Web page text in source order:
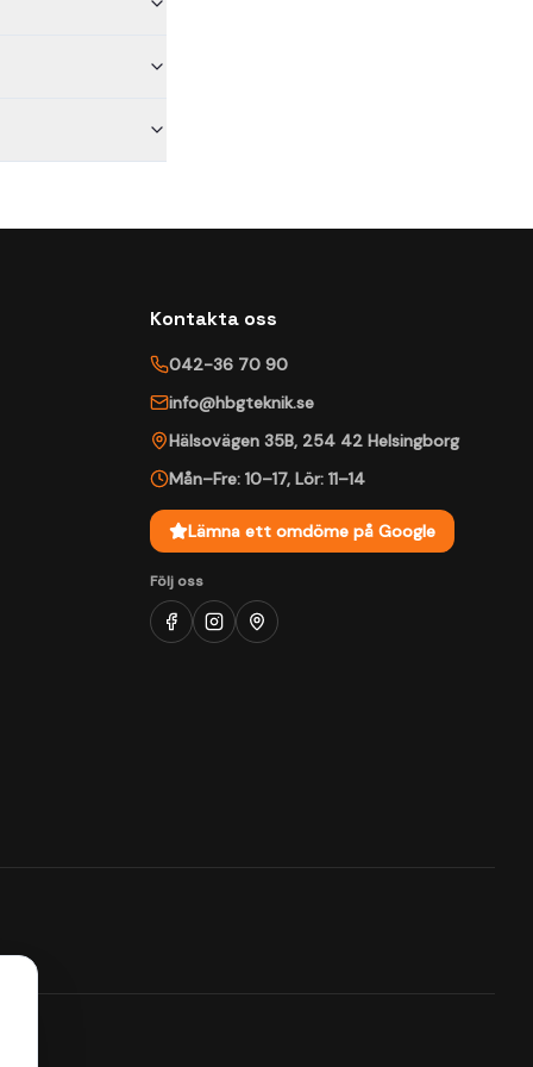
Kontakta oss
042-36 70 90
info@hbgteknik.se
Hälsovägen 35B, 254 42 Helsingborg
Mån–Fre: 10–17, Lör: 11–14
Lämna ett omdöme på Google
Följ oss